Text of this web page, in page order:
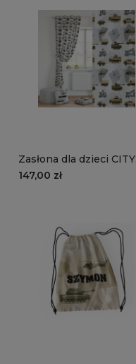
Zasłona dla dzieci CITY
LIFE wzór D121 | szare
147,00 zł